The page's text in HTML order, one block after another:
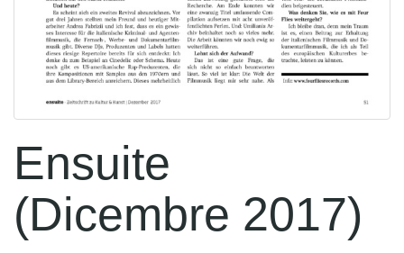
Ensuite
(Dicembre 2017)